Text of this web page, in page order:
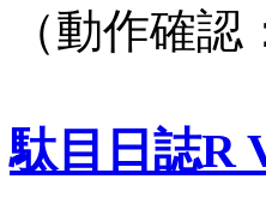
（動作確
駄目日誌R